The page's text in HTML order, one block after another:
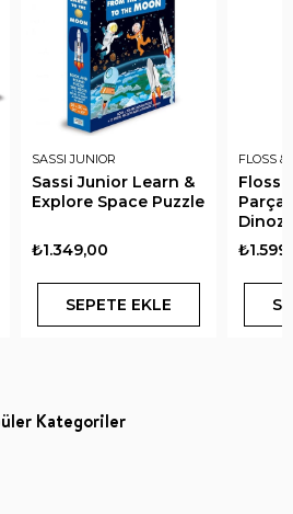
SASSI JUNIOR
Sassi Junior Learn &
Explore Space Puzzle
₺1.349,00
SEPETE EKLE
FLOSS &
Floss
Parça
Kategoriler